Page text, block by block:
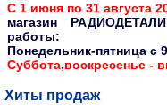
С 1 июня по 31 августа
магазин
работы:
Понедельник-пятница c
Суббота,воскресенье -
Хиты продаж